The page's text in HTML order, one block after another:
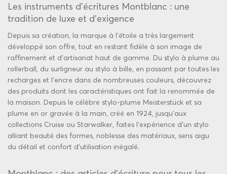
Les instruments d'écritures Montblanc : une
tradition de luxe et d'exigence
Depuis sa création, la marque à l'étoile a très largement
développé son offre, tout en restant fidèle à son image de
raffinement et d'artisanat haut de gamme. Du stylo à plume au
rollerball, du surligneur au stylo à bille, en passant par toutes les
recharges et l'encre dans de nombreuses couleurs, découvrez
des produits dont les caractéristiques ont fait la renommée de
la maison. Depuis le célèbre stylo-plume Meisterstück et sa
plume en or gravée à la main, créé en 1924, jusqu'aux
collections Cruise ou Starwalker, faites l'expérience d'un stylo
alliant beauté des formes, noblesse des matériaux, sens aigu
du détail et confort d'utilisation inégalé.